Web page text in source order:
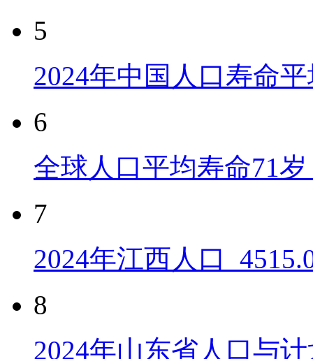
5
2024年中国人口寿命
6
全球人口平均寿命71
7
2024年江西人口
8
2024年山东省人口与